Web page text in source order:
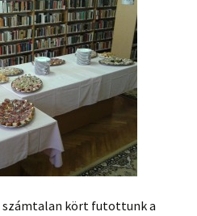
számtalan kört futottunk a